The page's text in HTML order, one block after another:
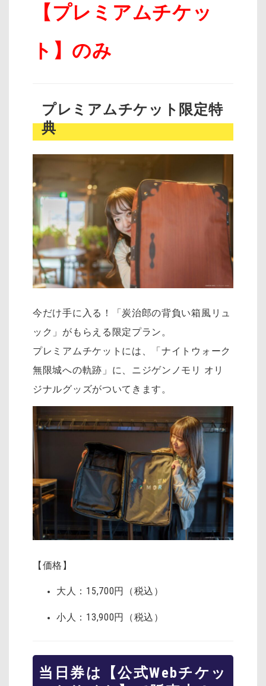
【プレミアムチケッ
ト】のみ
プレミアムチケット限定特
典
今だけ手に入る！「炭治郎の背負い箱風リュ
ック」がもらえる限定プラン。
プレミアムチケットには、「ナイトウォーク
無限城への軌跡」に、ニジゲンノモリ オリ
ジナルグッズがついてきます。
【価格】
大人：15,700円（税込）
小人：13,900円（税込）
当日券は【公式Webチケッ